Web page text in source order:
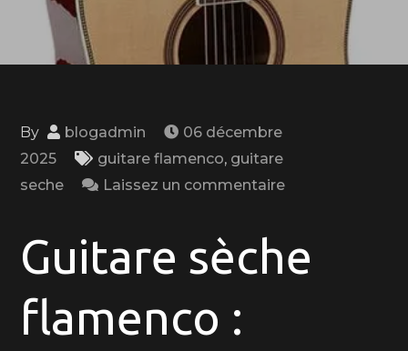
By blogadmin
06 décembre
2025
guitare flamenco, guitare
seche
Laissez un commentaireon
de
Guitare sèche
flamenco :